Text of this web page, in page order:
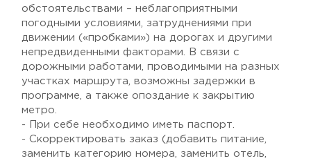
обстоятельствами – неблагоприятными
погодными условиями, затруднениями при
движении («пробками») на дорогах и другими
непредвиденными факторами. В связи с
дорожными работами, проводимыми на разных
участках маршрута, возможны задержки в
программе, а также опоздание к закрытию
метро.
- При себе необходимо иметь паспорт.
- Скорректировать заказ (добавить питание,
заменить категорию номера, заменить отель,